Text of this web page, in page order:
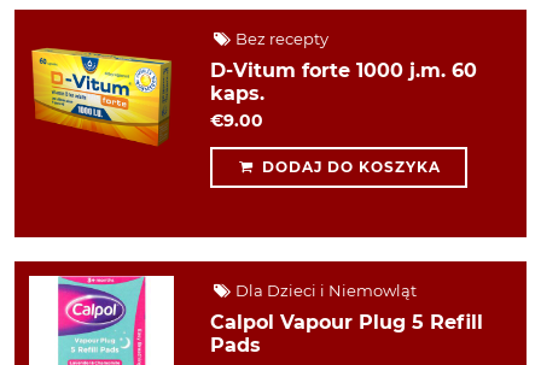
Bez recepty
D-Vitum forte 1000 j.m. 60
kaps.
€9.00
DODAJ DO KOSZYKA
Dla Dzieci i Niemowląt
Calpol Vapour Plug 5 Refill
Pads